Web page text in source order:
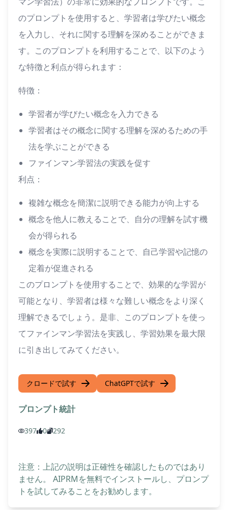
のプロンプトを使用すると、学習者は学びたい概念
を入力し、それに関する理解を深めることができま
す。このプロンプトを利用することで、以下のよう
な特徴と利点が得られます：
特徴：
学習者が学びたい概念を入力できる
学習者はその概念に関する理解を深めるための手
法を学ぶことができる
ファインマン学習法の実践を促す
利点：
複雑な概念を簡潔に説明できる能力が向上する
概念を他人に教えることで、自分の理解を試す機
会が得られる
概念を実際に説明することで、自己学習や記憶の
定着が促進される
このプロンプトを使用することで、効果的な学習が
可能となり、学習者は様々な難しい概念をより深く
理解できるでしょう。是非、このプロンプトを使っ
てファインマン学習法を実践し、学習効果を最大限
に引き出してみてください。
クロードで試す ChatGPTで試す
プロンプト統計
397 0 292
注意：上記の説明は正確性を確認したものではあり
ません。 AIPRMを無料でインストールし、プロンプ
トを試してみることをお勧めします。